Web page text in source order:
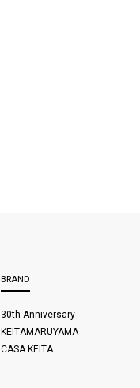
BRAND
30th Anniversary
KEITAMARUYAMA
CASA KEITA